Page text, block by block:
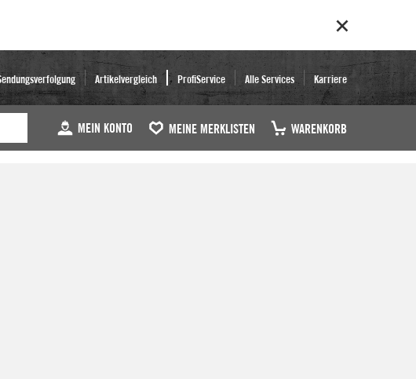
Artikelvergleich ProfiService Alle Services Karriere
MEIN KONTO MEINE MERKLISTEN WARENKORB